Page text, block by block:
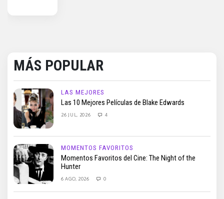
MÁS POPULAR
LAS MEJORES
Las 10 Mejores Películas de Blake Edwards
26 JUL, 2026 4
MOMENTOS FAVORITOS
Momentos Favoritos del Cine: The Night of the
Hunter
6 AGO, 2026 0